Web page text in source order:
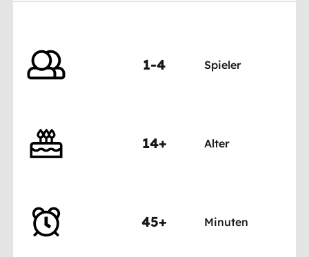
1-4 Spieler
14+ Alter
45+ Minuten